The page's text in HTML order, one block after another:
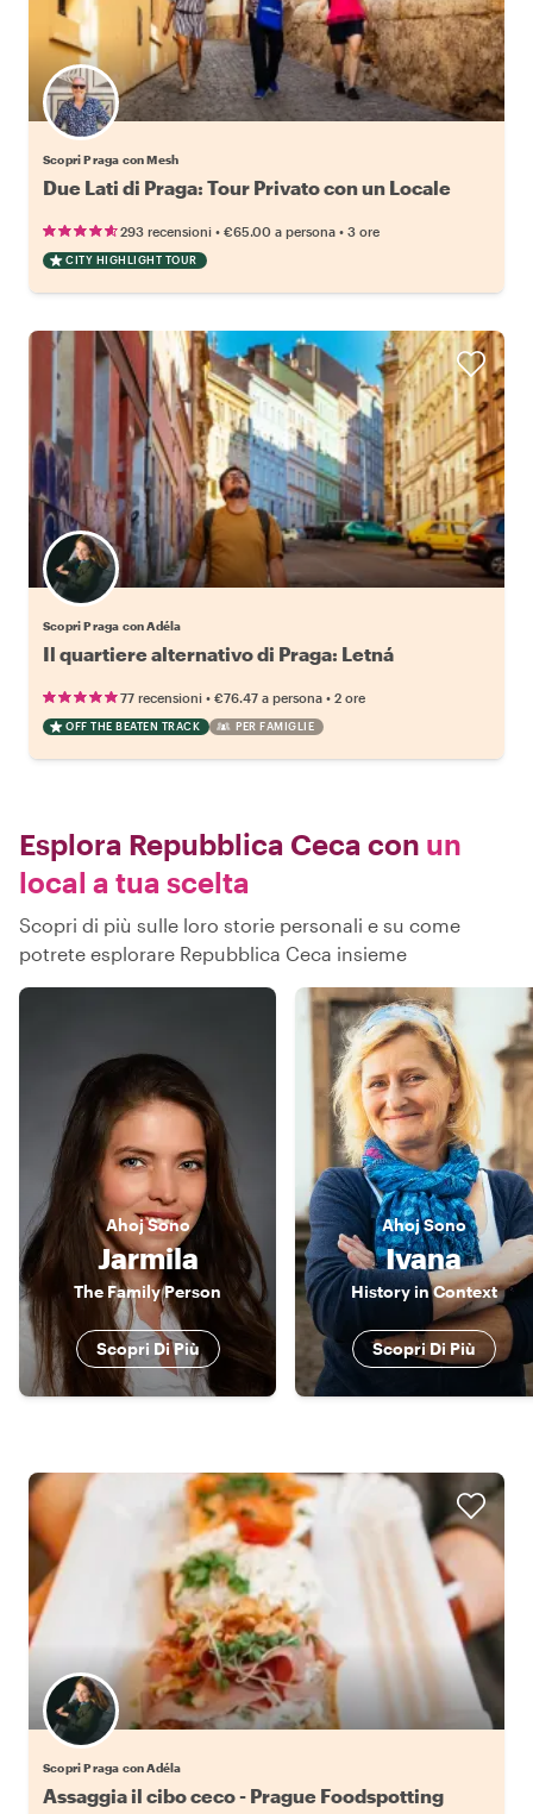
Scopri Praga con Mesh
Due Lati di Praga: Tour Privato con un Locale
293 recensioni • €65.00 a persona • 3 ore
CITY HIGHLIGHT TOUR
Scopri Praga con Adéla
Il quartiere alternativo di Praga: Letná
77 recensioni • €76.47 a persona • 2 ore
OFF THE BEATEN TRACK PER FAMIGLIE
Esplora Repubblica Ceca con un
local a tua scelta
Scopri di più sulle loro storie personali e su come
potrete esplorare Repubblica Ceca insieme
AhojSono
Jarmila
The Family Person
Scopri Di Più
AhojSono
Ivana
History in Context
Scopri Di Più
Scopri Praga con Adéla
Assaggia il cibo ceco - Prague Foodspotting